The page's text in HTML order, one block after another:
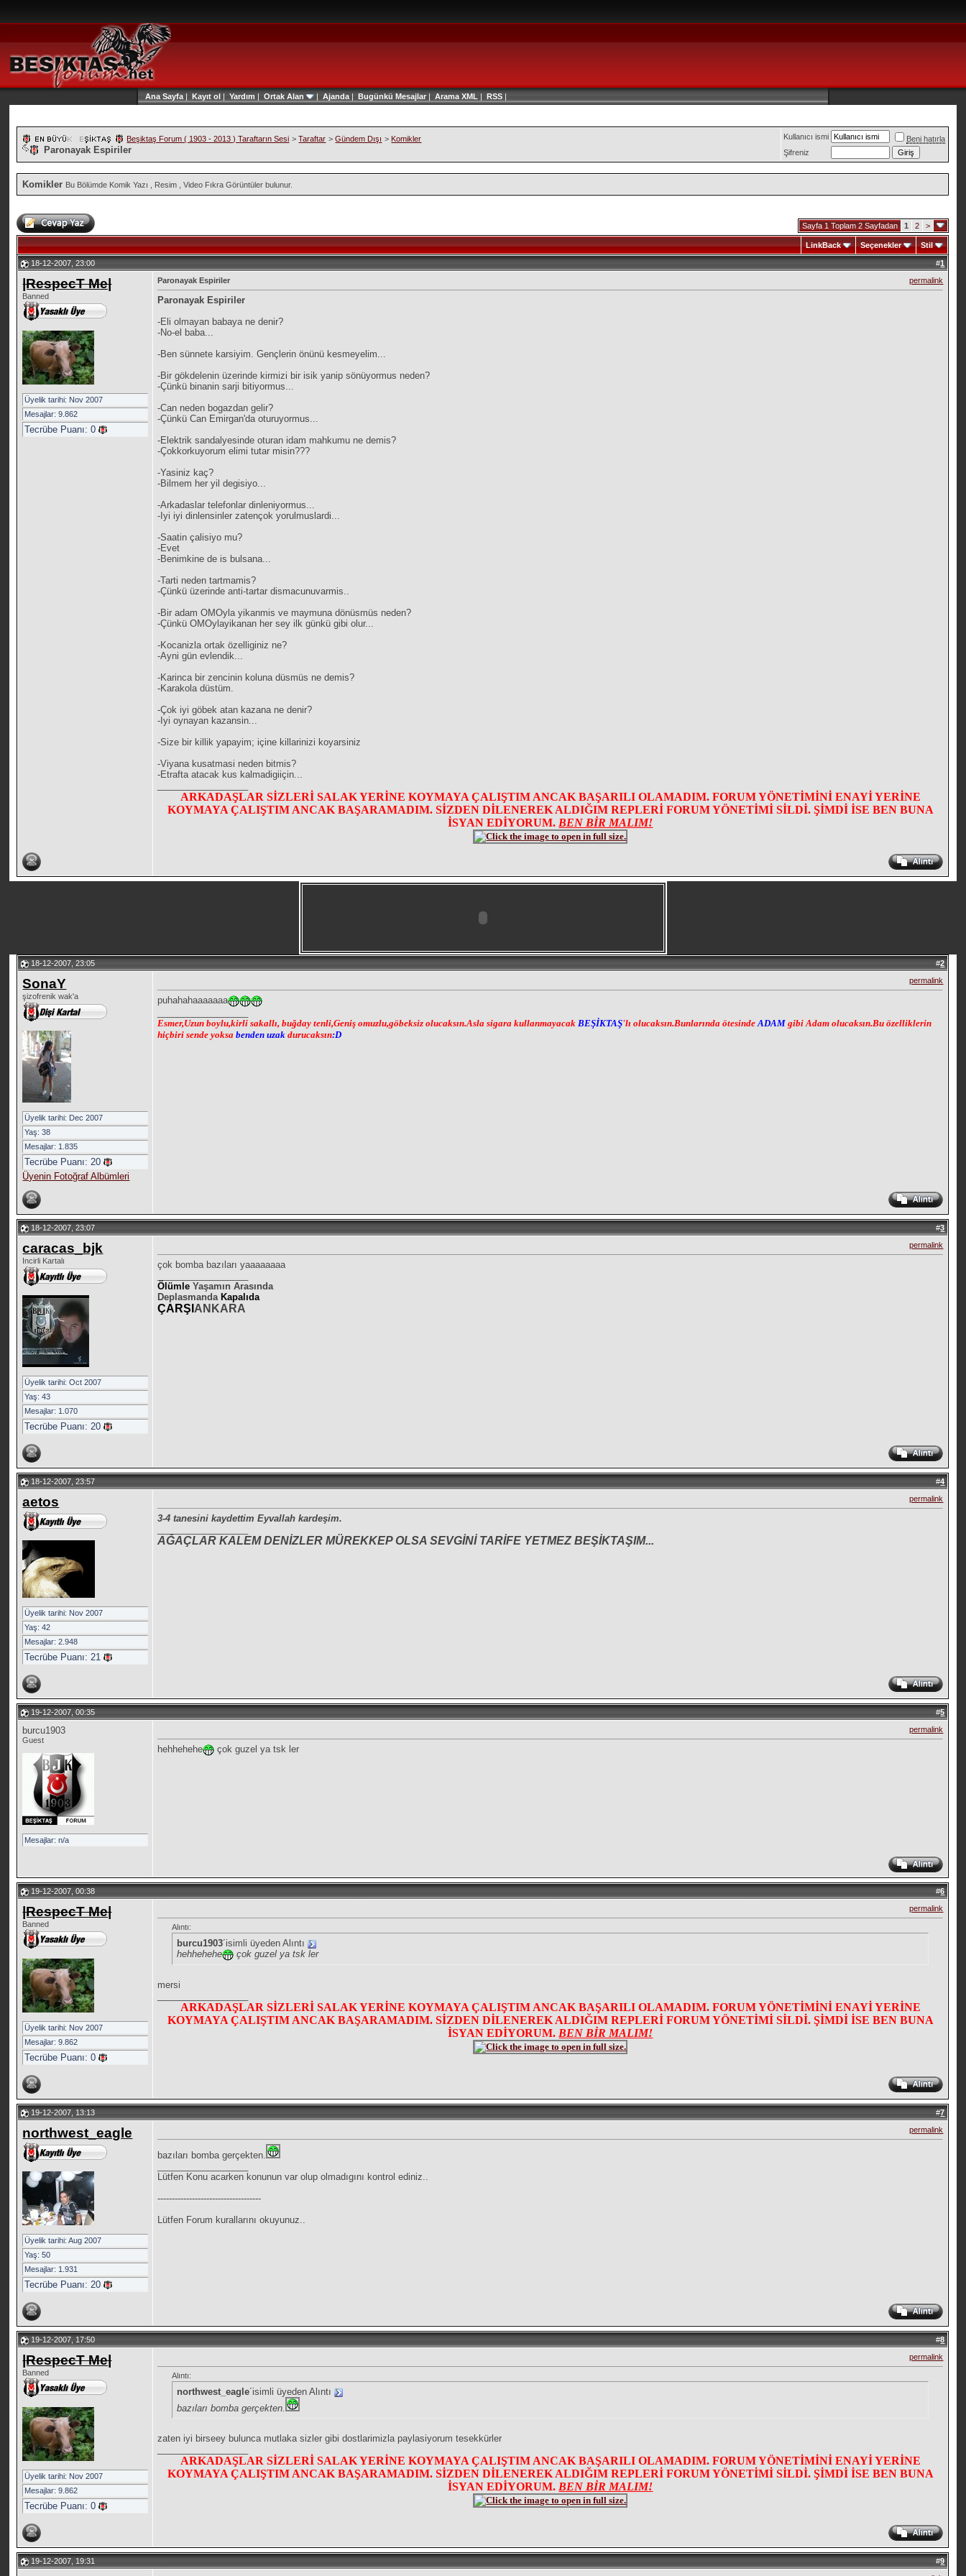
Ana Sayfa | Kayıt ol | Yardım | Ortak Alan | Ajanda | Bugünkü Mesajlar| Arama XML | RSS |
Beşiktaş Forum ( 1903 - 2013 ) Taraftarın Sesi >Taraftar >Gündem Dışı > Komikler
Paronayak Espiriler
Kullanıcı ismi
Beni hatırla
Şifreniz
Komikler Bu Bölümde Komik Yazı , Resim , Video Fıkra Görüntüler bulunur.
Sayfa 1 Toplam 2 Sayfadan 1 2 >
LinkBack Seçenekler Stil
18-12-2007, 23:00 #1
|RespecT Me|
Banned
Üyelik tarihi: Nov 2007
Mesajlar: 9.862
Tecrübe Puanı:0
Paronayak Espiriler permalink
Paronayak Espiriler
-Eli olmayan babaya ne denir?
-No-el baba...
-Ben sünnete karsiyim. Gençlerin önünü kesmeyelim...
-Bir gökdelenin üzerinde kirmizi bir isik yanip sönüyormus neden?
-Çünkü binanin sarji bitiyormus...
-Can neden bogazdan gelir?
-Çünkü Can Emirgan'da oturuyormus...
-Elektrik sandalyesinde oturan idam mahkumu ne demis?
-Çokkorkuyorum elimi tutar misin???
-Yasiniz kaç?
-Bilmem her yil degisiyo...
-Arkadaslar telefonlar dinleniyormus...
-Iyi iyi dinlensinler zatençok yorulmuslardi...
-Saatin çalisiyo mu?
-Evet
-Benimkine de is bulsana...
-Tarti neden tartmamis?
-Çünkü üzerinde anti-tartar dismacunuvarmis..
-Bir adam OMOyla yikanmis ve maymuna dönüsmüs neden?
-Çünkü OMOylayikanan her sey ilk günkü gibi olur...
-Kocanizla ortak özelliginiz ne?
-Ayni gün evlendik...
-Karinca bir zencinin koluna düsmüs ne demis?
-Karakola düstüm.
-Çok iyi göbek atan kazana ne denir?
-Iyi oynayan kazansin...
-Size bir killik yapayim; içine killarinizi koyarsiniz
-Viyana kusatmasi neden bitmis?
-Etrafta atacak kus kalmadigiiçin...
ARKADAŞLAR SİZLERİ SALAK YERİNE KOYMAYA ÇALIŞTIM ANCAK BAŞARILI OLAMADIM. FORUM YÖNETİMİNİ ENAYİ YERİNE
KOYMAYA ÇALIŞTIM ANCAK BAŞARAMADIM. SİZDEN DİLENEREK ALDIĞIM REPLERİ FORUM YÖNETİMİ SİLDİ. ŞİMDİ İSE BEN BUNA
İSYAN EDİYORUM. BEN BİR MALIM!
18-12-2007, 23:05 #2
SonaY
şizofrenik wak'a
Üyelik tarihi: Dec 2007
Yaş: 38
Mesajlar: 1.835
Tecrübe Puanı:20
Üyenin Fotoğraf Albümleri
permalink
puhahahaaaaaaa
Esmer,Uzun boylu,kirli sakallı, buğday tenli,Geniş omuzlu,göbeksiz olucaksın.Asla sigara kullanmayacak BEŞİKTAŞ'lı olucaksın.Bunlarında ötesindeADAM gibi Adam olucaksın.Bu özelliklerin
hiçbiri sende yoksabenden uzak durucaksın:D
18-12-2007, 23:07 #3
caracas_bjk
Incirli Kartalı
Üyelik tarihi: Oct 2007
Yaş: 43
Mesajlar: 1.070
Tecrübe Puanı:20
permalink
çok bomba bazıları yaaaaaaaa
ÖlümleYaşamın Arasında
Deplasmanda Kapalıda
ÇARŞI ANKARA
18-12-2007, 23:57 #4
aetos
Üyelik tarihi: Nov 2007
Yaş: 42
Mesajlar: 2.948
Tecrübe Puanı:21
permalink
3-4 tanesini kaydettim Eyvallah kardeşim.
AĞAÇLAR KALEM DENİZLER MÜREKKEP OLSA SEVGİNİ TARİFE YETMEZ BEŞİKTAŞIM...
19-12-2007, 00:35 #5
burcu1903
Guest
Mesajlar: n/a
permalink
hehhehehe çok guzel ya tsk ler
19-12-2007, 00:38 #6
|RespecT Me|
Banned
Üyelik tarihi: Nov 2007
Mesajlar: 9.862
Tecrübe Puanı:0
permalink
Alıntı:
burcu1903´isimli üyeden Alıntı
hehhehehe
çok guzel ya tsk ler
mersi
ARKADAŞLAR SİZLERİ SALAK YERİNE KOYMAYA ÇALIŞTIM ANCAK BAŞARILI OLAMADIM. FORUM YÖNETİMİNİ ENAYİ YERİNE
KOYMAYA ÇALIŞTIM ANCAK BAŞARAMADIM. SİZDEN DİLENEREK ALDIĞIM REPLERİ FORUM YÖNETİMİ SİLDİ. ŞİMDİ İSE BEN BUNA
İSYAN EDİYORUM. BEN BİR MALIM!
19-12-2007, 13:13 #7
northwest_eagle
Üyelik tarihi: Aug 2007
Yaş: 50
Mesajlar: 1.931
Tecrübe Puanı:20
permalink
bazıları bomba gerçekten.
Lütfen Konu acarken konunun var olup olmadıgını kontrol ediniz..
------------------------------------
Lütfen Forum kurallarını okuyunuz..
19-12-2007, 17:50 #8
|RespecT Me|
Banned
Üyelik tarihi: Nov 2007
Mesajlar: 9.862
Tecrübe Puanı:0
permalink
Alıntı:
northwest_eagle´isimli üyeden Alıntı
bazıları bomba gerçekten.
zaten iyi birseey bulunca mutlaka sizler gibi dostlarimizla paylasiyorum tesekkürler
ARKADAŞLAR SİZLERİ SALAK YERİNE KOYMAYA ÇALIŞTIM ANCAK BAŞARILI OLAMADIM. FORUM YÖNETİMİNİ ENAYİ YERİNE
KOYMAYA ÇALIŞTIM ANCAK BAŞARAMADIM. SİZDEN DİLENEREK ALDIĞIM REPLERİ FORUM YÖNETİMİ SİLDİ. ŞİMDİ İSE BEN BUNA
İSYAN EDİYORUM. BEN BİR MALIM!
19-12-2007, 19:31 #9